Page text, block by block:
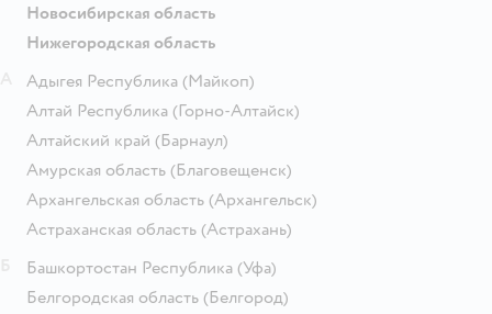
Новосибирская область
Нижегородская область
Адыгея Республика (Майкоп)
Алтай Республика (Горно-Алтайск)
Алтайский край (Барнаул)
Амурская область (Благовещенск)
Архангельская область (Архангельск)
Астраханская область (Астрахань)
Башкортостан Республика (Уфа)
Белгородская область (Белгород)